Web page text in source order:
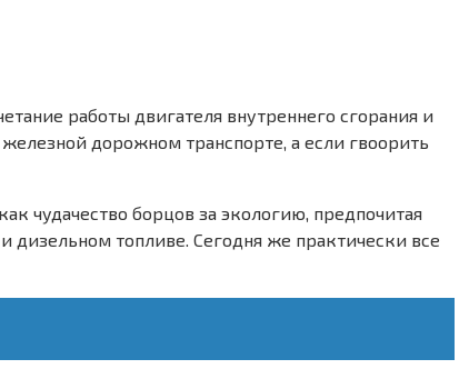
работы двигателя внутреннего сгорания и
дорожном транспорте, а если гвоорить
чудачество борцов за экологию, предпочитая
дизельном топливе. Сегодня же практически все